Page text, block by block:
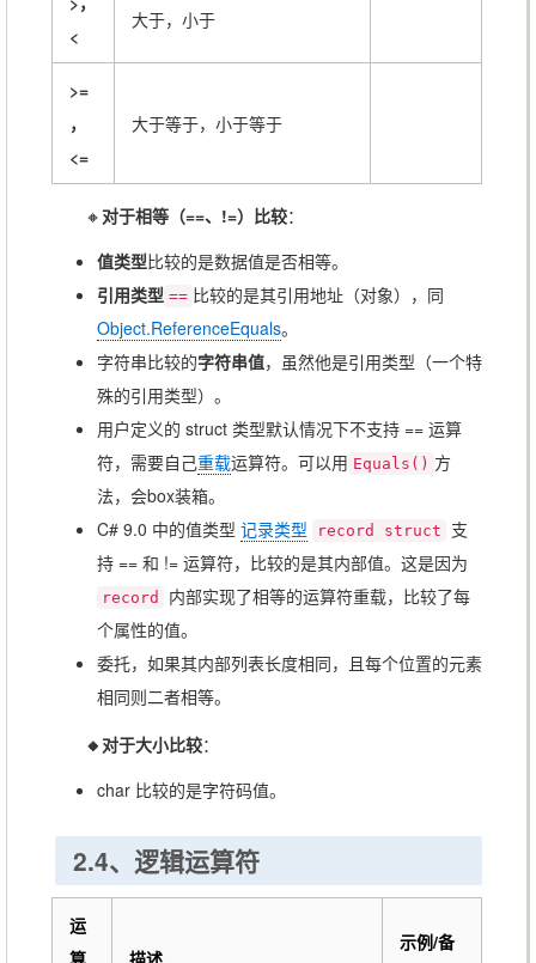
<
大于，小于
>=
，
<=
大于等于，小于等于
🔸 对于相等（==、!=）比较：
值类型比较的是数据值是否相等。
引用类型 == 比较的是其引用地址（对象），同
Object.ReferenceEquals。
字符串比较的字符串值，虽然他是引用类型（一个特
殊的引用类型）。
用户定义的 struct 类型默认情况下不支持 == 运算
符，需要自己重载运算符。可以用 Equals() 方
法，会box装箱。
C# 9.0 中的值类型 记录类型 record struct
支
持 == 和 != 运算符，比较的是其内部值。这是因为
record
内部实现了相等的运算符重载，比较了每
个属性的值。
委托，如果其内部列表长度相同，且每个位置的元素
相同则二者相等。
🔸对于大小比较：
char 比较的是字符码值。
2.4、逻辑运算符
运
示例/备